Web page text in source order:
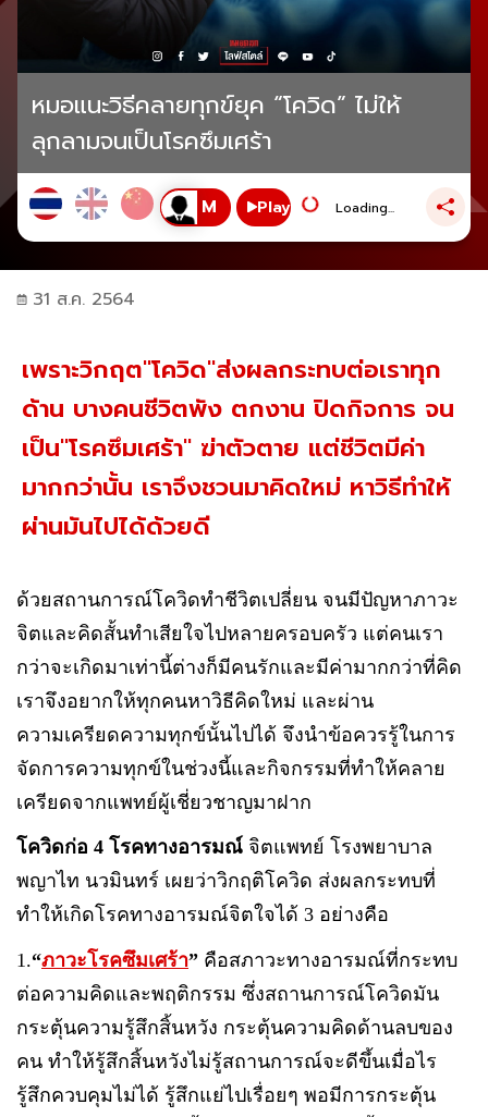
หมอแนะวิธีคลายทุกข์ยุค “โควิด” ไม่ให้
ลุกลามจนเป็นโรคซึมเศร้า
Play Loading...
31 ส.ค. 2564
เพราะวิกฤต"โควิด"ส่งผลกระทบต่อเราทุก
ด้าน บางคนชีวิตพัง ตกงาน ปิดกิจการ จน
เป็น"โรคซึมเศร้า" ฆ่าตัวตาย แต่ชีวิตมีค่า
มากกว่านั้น เราจึงชวนมาคิดใหม่ หาวิธีทำให้
ผ่านมันไปได้ด้วยดี
ด้วยสถานการณ์โควิดทำชีวิตเปลี่ยน จนมีปัญหาภาวะ
จิตและคิดสั้นทำเสียใจไปหลายครอบครัว แต่คนเรา
กว่าจะเกิดมาเท่านี้ต่างก็มีคนรักและมีค่ามากกว่าที่คิด
เราจึงอยากให้ทุกคนหาวิธีคิดใหม่ และผ่าน
ความเครียดความทุกข์นั้นไปได้ จึงนำข้อควรรู้ในการ
จัดการความทุกข์ในช่วงนี้และกิจกรรมที่ทำให้คลาย
เครียดจากแพทย์ผู้เชี่ยวชาญมาฝาก
โควิดก่อ 4 โรคทางอารมณ์ จิตแพทย์ โรงพยาบาล
พญาไท นวมินทร์ เผยว่าวิกฤติโควิด ส่งผลกระทบที่
ทำให้เกิดโรคทางอารมณ์จิตใจได้ 3 อย่างคือ
1.“ภาวะโรคซึมเศร้า” คือสภาวะทางอารมณ์ที่กระทบ
ต่อความคิดและพฤติกรรม ซึ่งสถานการณ์โควิดมัน
กระตุ้นความรู้สึกสิ้นหวัง กระตุ้นความคิดด้านลบของ
คน ทำให้รู้สึกสิ้นหวังไม่รู้สถานการณ์จะดีขึ้นเมื่อไร
รู้สึกควบคุมไม่ได้ รู้สึกแย่ไปเรื่อยๆ พอมีการกระตุ้น